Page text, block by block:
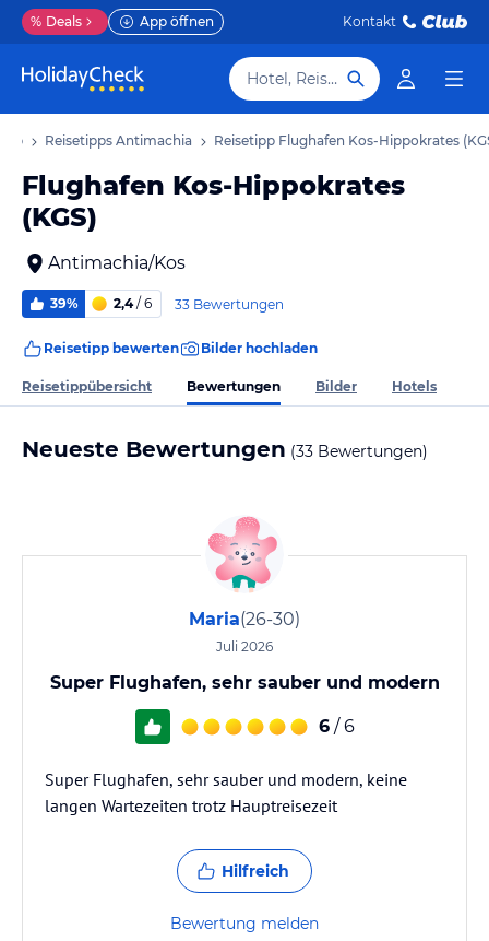
% Deals App öffnen Kontakt
Hotel, Reiseziel
Reisetipps Antimachia Reisetipp Flughafen Kos-Hippokrates
Flughafen Kos-Hippokrates
(KGS)
Antimachia/Kos
39% 2,4/ 6 33 Bewertungen
Reisetipp bewerten Bilder hochladen
Reisetippübersicht Bewertungen Bilder Hotels
Neueste Bewertungen (33 Bewertungen)
Maria(26-30)
Juli 2026
Super Flughafen, sehr sauber und modern
6 / 6
Super Flughafen, sehr sauber und modern, keine
langen Wartezeiten trotz Hauptreisezeit
Hilfreich
Bewertung melden